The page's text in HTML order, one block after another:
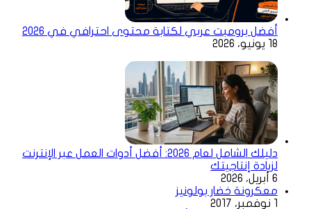
أفضل برومبت عربي لكتابة محتوى احترافي في 2026
18 يونيو، 2026
دليلك الشامل لعام 2026: أفضل أدوات العمل عبر الإنترنت
لزيادة إنتاجيتك
6 أبريل، 2026
معكرونة خضار بولونيز
1 نوفمبر، 2017